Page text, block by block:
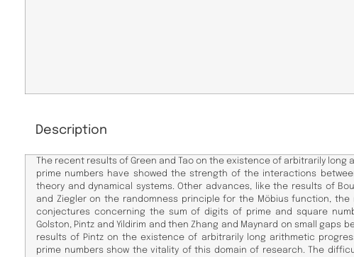
Description
The recent results of Green and Tao on the existence of arbitrarily long
prime numbers have showed the strength of the interactions
theory and dynamical systems. Other advances, like the results of
and Ziegler on the randomness principle for the Möbius function, the
conjectures concerning the sum of digits of prime and square
Golston, Pintz and Yildirim and then Zhang and Maynard on small gaps
results of Pintz on the existence of arbitrarily long arithmetic
prime numbers show the vitality of this domain of research. The